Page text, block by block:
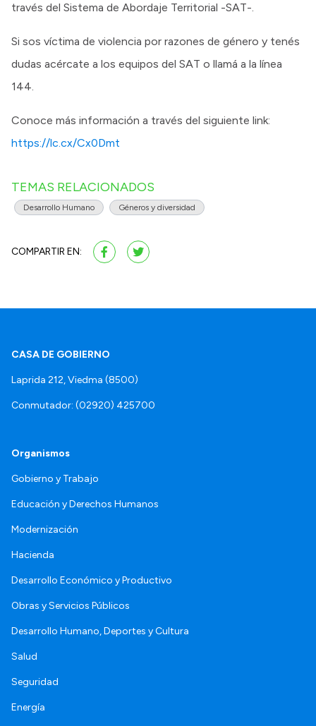
través del Sistema de Abordaje Territorial -SAT-.
Si sos víctima de violencia por razones de género y tenés
dudas acércate a los equipos del SAT o llamá a la línea
144.
Conoce más información a través del siguiente link:
https://lc.cx/Cx0Dmt
TEMAS RELACIONADOS
Desarrollo Humano Géneros y diversidad
COMPARTIR EN:
CASA DE GOBIERNO
Laprida 212, Viedma (8500)
Conmutador: (02920) 425700
Organismos
Gobierno y Trabajo
Educación y Derechos Humanos
Modernización
Hacienda
Desarrollo Económico y Productivo
Obras y Servicios Públicos
Desarrollo Humano, Deportes y Cultura
Salud
Seguridad
Energía